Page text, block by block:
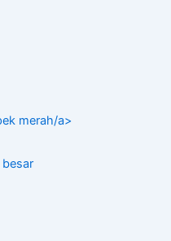
merah/a>